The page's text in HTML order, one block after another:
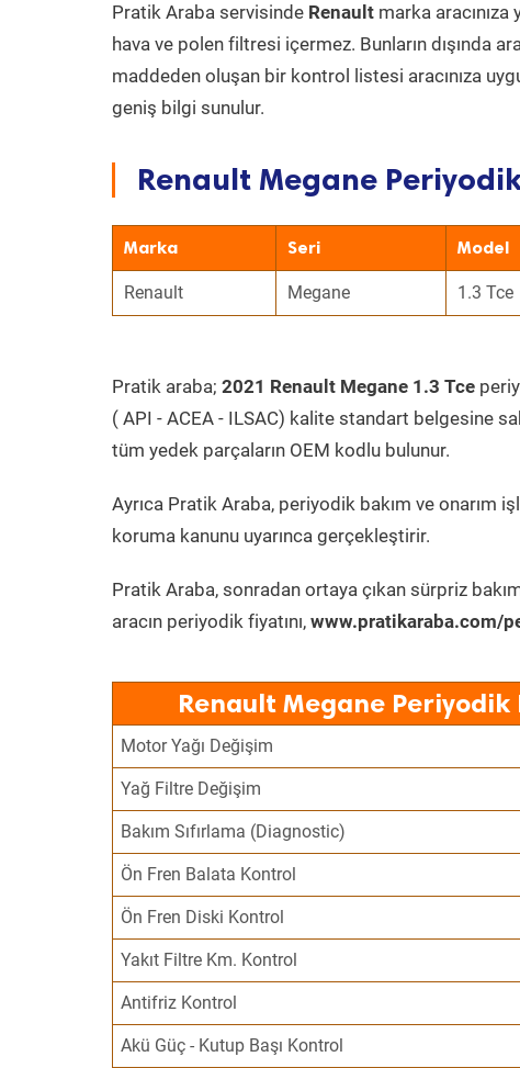
Pratik Araba servisinde Renault marka
hava ve polen filtresi içermez. Bunların dışında
maddeden oluşan bir kontrol listesi aracınıza
geniş bilgi sunulur.
Renault Megane Periyodik
Marka Seri Model
Renault Megane 1.3 Tce
Pratik araba; 2021 Renault Megane 1.3 Tce
( API - ACEA - ILSAC) kalite standart belgesine
tüm yedek parçaların OEM kodlu bulunur.
Ayrıca Pratik Araba, periyodik bakım ve onarım
koruma kanunu uyarınca gerçekleştirir.
Pratik Araba, sonradan ortaya çıkan sürpriz
aracın periyodik fiyatını, www.pratikaraba.com/
Renault Megane Periyodik
Motor Yağı Değişim
Yağ Filtre Değişim
Bakım Sıfırlama (Diagnostic)
Ön Fren Balata Kontrol
Ön Fren Diski Kontrol
Yakıt Filtre Km. Kontrol
Antifriz Kontrol
Akü Güç - Kutup Başı Kontrol